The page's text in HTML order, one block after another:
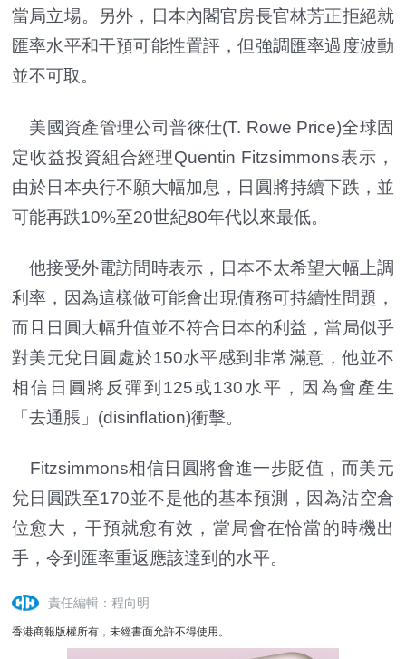
當局立場。另外，日本內閣官房長官林芳正拒絕就
匯率水平和干預可能性置評，但強調匯率過度波動
並不可取。
美國資產管理公司普徠仕(T. Rowe Price)全球固
定收益投資組合經理Quentin Fitzsimmons表示，
由於日本央行不願大幅加息，日圓將持續下跌，並
可能再跌10%至20世紀80年代以來最低。
他接受外電訪問時表示，日本不太希望大幅上調
利率，因為這樣做可能會出現債務可持續性問題，
而且日圓大幅升值並不符合日本的利益，當局似乎
對美元兌日圓處於150水平感到非常滿意，他並不
相信日圓將反彈到125或130水平，因為會產生
「去通脹」(disinflation)衝擊。
Fitzsimmons相信日圓將會進一步貶值，而美元
兌日圓跌至170並不是他的基本預測，因為沽空倉
位愈大，干預就愈有效，當局會在恰當的時機出
手，令到匯率重返應該達到的水平。
責任編輯：程向明
香港商報版權所有，未經書面允許不得使用。